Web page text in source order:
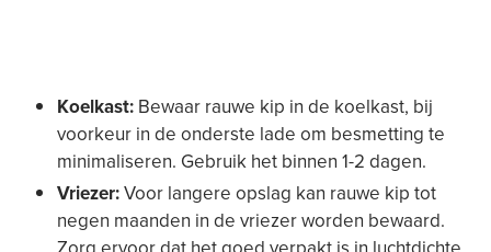
Koelkast: Bewaar rauwe kip in de koelkast, bij
voorkeur in de onderste lade om besmetting te
minimaliseren. Gebruik het binnen 1-2 dagen.
Vriezer:Voor langere opslag kan rauwe kip tot
negen maanden in de vriezer worden bewaard.